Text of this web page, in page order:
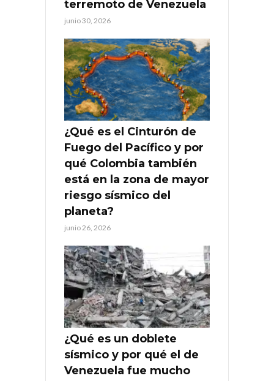
terremoto de Venezuela
junio 30, 2026
¿Qué es el Cinturón de
Fuego del Pacífico y por
qué Colombia también
está en la zona de mayor
riesgo sísmico del
planeta?
junio 26, 2026
¿Qué es un doblete
sísmico y por qué el de
Venezuela fue mucho